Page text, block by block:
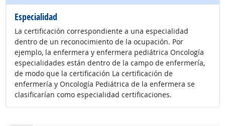
Especialidad
La certificación correspondiente a una especialidad
dentro de un reconocimiento de la ocupación. Por
ejemplo, la enfermera y enfermera pediátrica Oncología
especialidades están dentro de la campo de enfermería,
de modo que la certificación La certificación de
enfermería y Oncología Pediátrica de la enfermera se
clasificarían como especialidad certificaciones.